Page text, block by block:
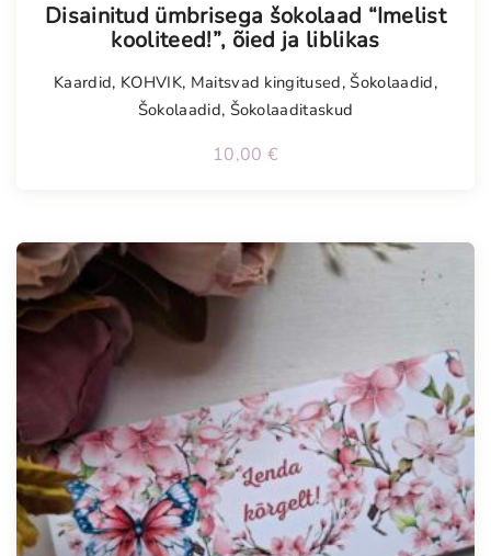
Disainitud ümbrisega šokolaad “Imelist
kooliteed!”, õied ja liblikas
Kaardid, KOHVIK, Maitsvad kingitused,Šokolaadid,
Šokolaadid, Šokolaaditaskud
10,00 €